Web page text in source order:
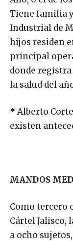
Tiene familia
Industrial de
hijos residen
principal
donde
la salud del
*Alberto
existen
MANDOS
Como tercero
Cártel Jalisco,
a ocho